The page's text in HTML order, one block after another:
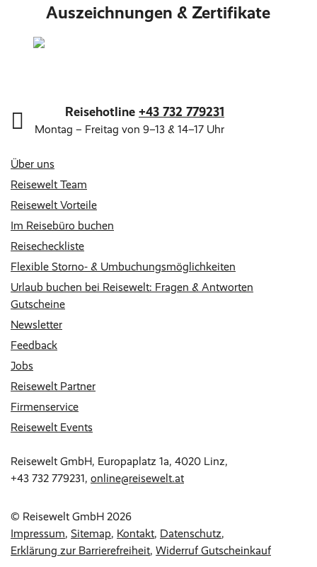
Auszeichnungen & Zertifikate
Über uns
Reisewelt Team
Reisewelt Vorteile
Im Reisebüro buchen
Reisecheckliste
Flexible Storno- & Umbuchungsmöglichkeiten
Urlaub buchen bei Reisewelt: Fragen & Antworten
Gutscheine
Newsletter
Feedback
Jobs
Reisewelt Partner
Firmenservice
Reisewelt Events
Reisehotline +43 732 779231
Montag – Freitag von 9–13 & 14–17 Uhr
Reisewelt GmbH, Europaplatz 1a, 4020 Linz,
+43 732 779231, online@reisewelt.at
© Reisewelt GmbH 2026
Impressum Sitemap Kontakt Datenschutz
Erklärung zur Barrierefreiheit Widerruf Gutscheinkauf